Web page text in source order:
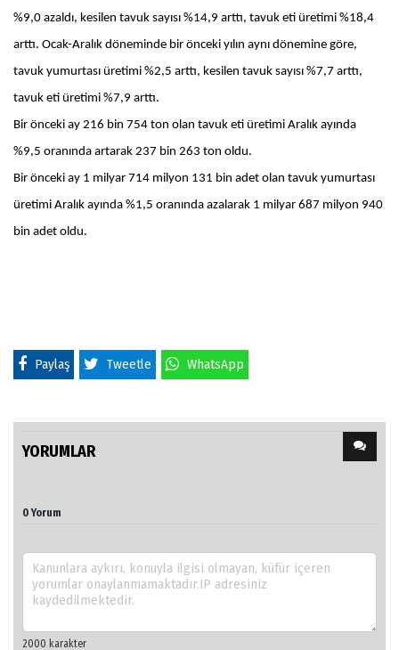
%9,0 azaldı, kesilen tavuk sayısı %14,9 arttı, tavuk eti üretimi %18,4
arttı. Ocak-Aralık döneminde bir önceki yılın aynı dönemine göre,
tavuk yumurtası üretimi %2,5 arttı, kesilen tavuk sayısı %7,7 arttı,
tavuk eti üretimi %7,9 arttı.
Bir önceki ay 216 bin 754 ton olan tavuk eti üretimi Aralık ayında
%9,5 oranında artarak 237 bin 263 ton oldu.
Bir önceki ay 1 milyar 714 milyon 131 bin adet olan tavuk yumurtası
üretimi Aralık ayında %1,5 oranında azalarak 1 milyar 687 milyon 940
bin adet oldu.
Paylaş Tweetle WhatsApp
YORUMLAR
0 Yorum